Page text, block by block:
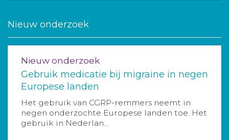
Nieuw onderzoek
Nieuw onderzoek
Gebruik medicatie bij migraine in negen
Europese landen
Het gebruik van CGRP-remmers neemt in
negen onderzochte Europese landen toe. Het
gebruik in Nederlan...